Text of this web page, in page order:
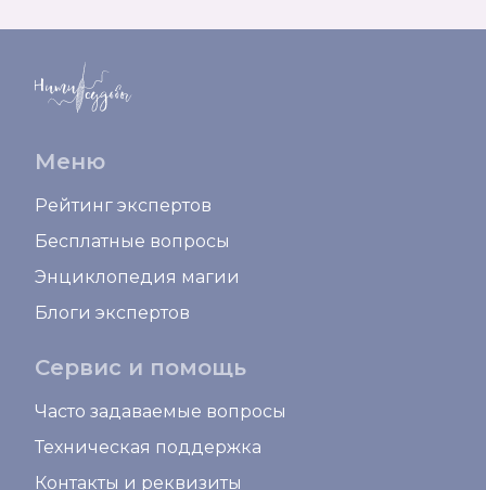
Меню
Рейтинг экспертов
Бесплатные вопросы
Энциклопедия магии
Блоги экспертов
Сервис и помощь
Часто задаваемые вопросы
Техническая поддержка
Контакты и реквизиты